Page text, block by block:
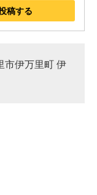
稿する
市伊万里町 伊